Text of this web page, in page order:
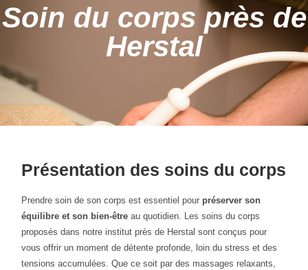
Soin du corps près de
Herstal
Présentation des soins du corps
Prendre soin de son corps est essentiel pour préserver son
équilibre et son bien-être au quotidien. Les soins du corps
proposés dans notre institut près de Herstal sont conçus pour
vous offrir un moment de détente profonde, loin du stress et des
tensions accumulées. Que ce soit par des massages relaxants,